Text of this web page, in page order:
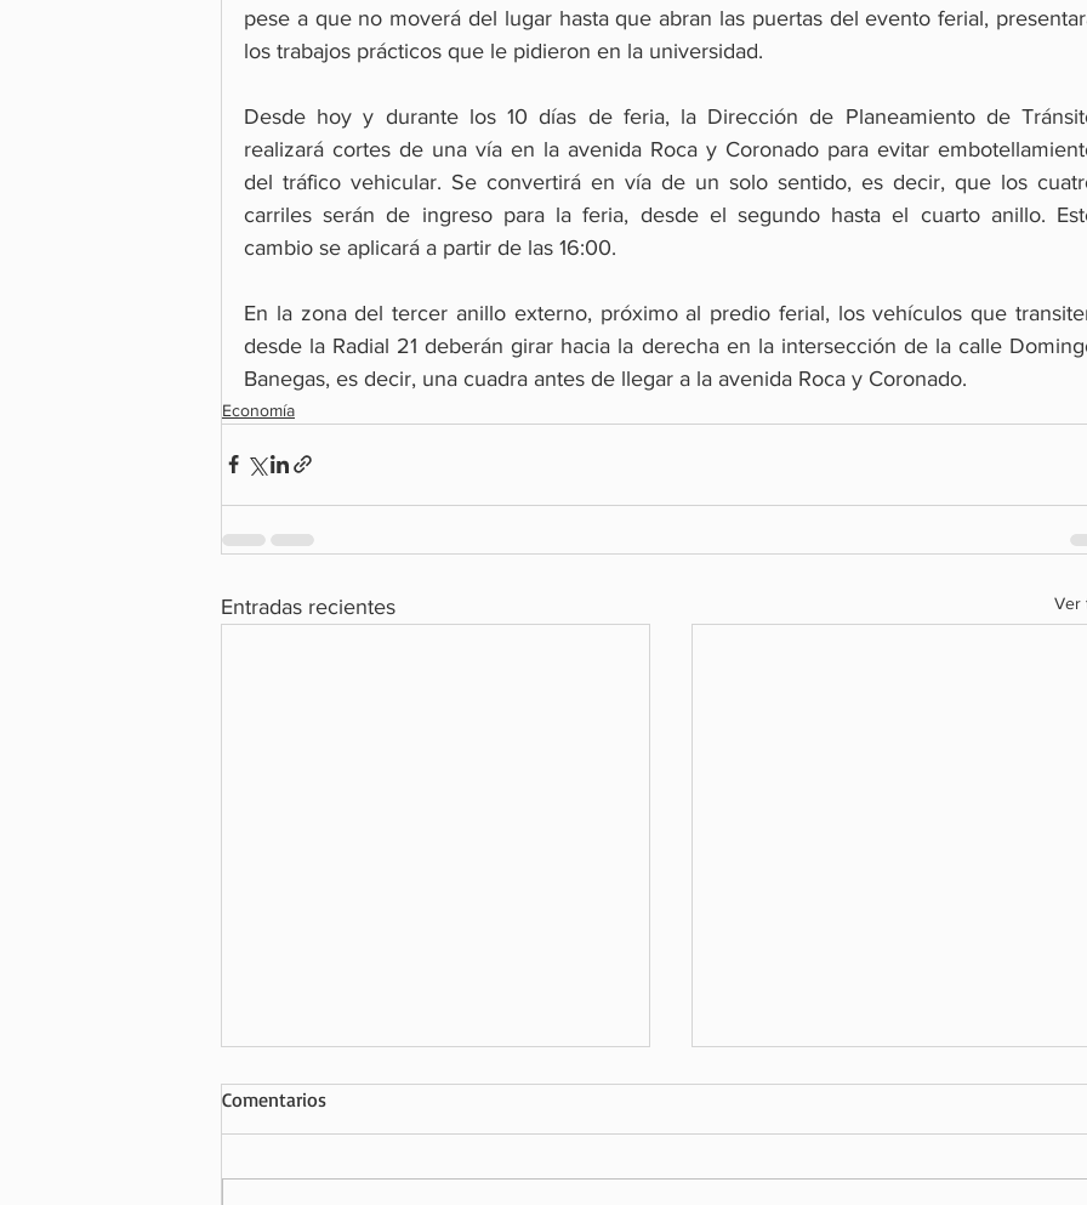
pese a que no moverá del lugar hasta que abran las puertas del evento ferial,
los trabajos prácticos que le pidieron en la universidad.
Desde hoy y durante los 10 días de feria, la Dirección de Planeamiento de
realizará cortes de una vía en la avenida Roca y Coronado para evitar
del tráfico vehicular. Se convertirá en vía de un solo sentido, es decir, que los
carriles serán de ingreso para la feria, desde el segundo hasta el cuarto anillo.
cambio se aplicará a partir de las 16:00.
En la zona del tercer anillo externo, próximo al predio ferial, los vehículos que
desde la Radial 21 deberán girar hacia la derecha en la intersección de la calle
Banegas, es decir, una cuadra antes de llegar a la avenida Roca y Coronado.
Economía
Entradas recientes Ver
Comentarios